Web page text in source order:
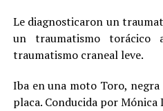
Le diagnosticaron un
un traumatismo torácico
traumatismo craneal leve.
Iba en una moto Toro,
placa. Conducida por Mónica